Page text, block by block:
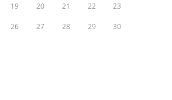
19 20 21 22 23
26 27 28 29 30